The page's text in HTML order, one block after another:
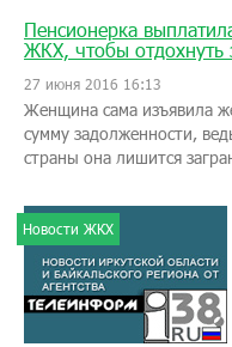
Пенсионерка
ЖКХ, чтобы отдохнуть
27 июня 2016 16:13
Женщина сама изъявила
сумму задолженности,
страны она лишится
Новости ЖКХ